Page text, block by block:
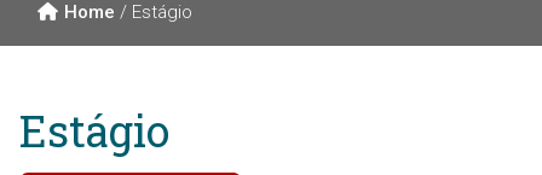
Home / Estágio
Estágio